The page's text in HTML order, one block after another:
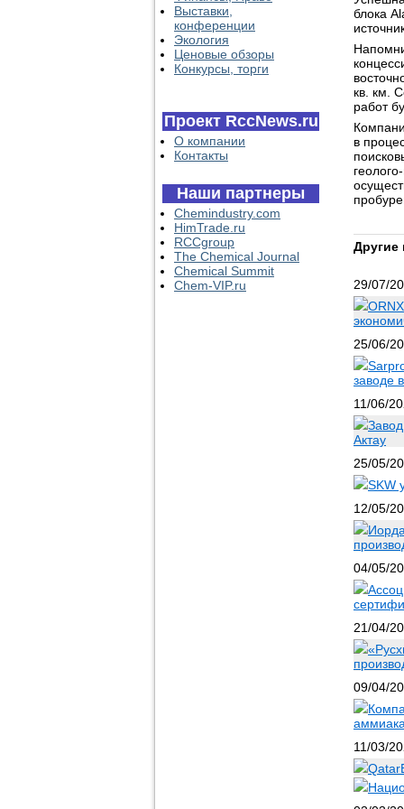
Выставки,
конференции
Экология
Ценовые обзоры
Конкурсы, торги
Проект RccNews.ru
О компании
Контакты
Наши партнеры
Chemindustry.com
HimTrade.ru
RCCgroup
The Chemical Journal
Chemical Summit
Chem-VIP.ru
блока
кв. км.
работ
в
Другие
29/07/
25/06/
заводе
11/06/
Актау
25/05/
SKW
12/05/
04/05/
21/04/
09/04/
11/03/